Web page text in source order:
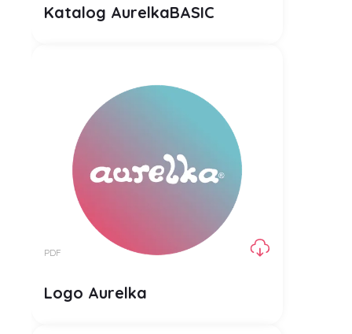
Katalog AurelkaBASIC
PDF
Logo Aurelka